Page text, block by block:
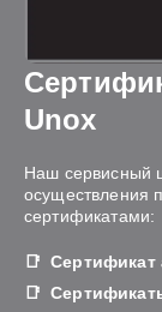
Unox
Наш сервисный
осуществления
сертификатами:
Сертификат